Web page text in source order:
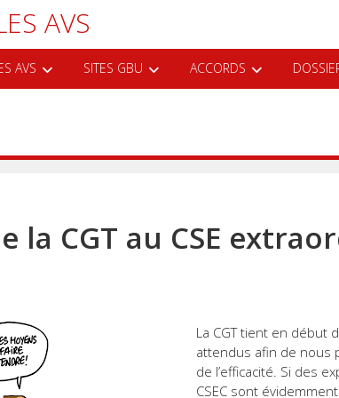
AVS
AVS SITES GBU ACCORDS
la CGT au CSE
La CGT tient en début
attendus afin de nous
de l’efficacité. Si des
CSEC sont